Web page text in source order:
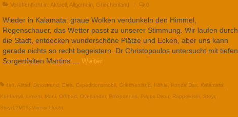
Veröffentlicht in: Aktuell, Allgemein Griechenland | 0
Wieder in Kalamata: graue Wolken verdunkeln den Himmel,
Regenschauer, das Wetter passt zu unserer Stimmung. Wir laufen durch
die Stadt, entdecken wunderschöne Plätze und Ecken, aber uns kann
gerade nichts so recht begeistern. Dr Christopoulos untersucht mit tiefen
Sorgenfalten Martins … Weiter
4x4 Allrad Dinostrand Elea Expeditionsmobil Griechenland Höhle Honda Dax Kalamata
Kardamyli
Limeni Mani Offroad Overlander, Peloponnes, Pirgos Dirou Rappelkiste Steyr,
Steyr12M18
Virosschlucht